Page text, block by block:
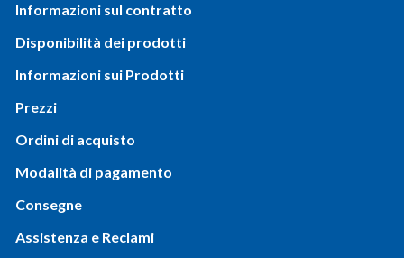
Informazioni sul contratto
Disponibilità dei prodotti
Informazioni sui Prodotti
Prezzi
Ordini di acquisto
Modalità di pagamento
Consegne
Assistenza e Reclami